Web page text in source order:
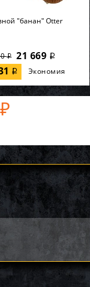
"банан" Otter
i 21 669 i
i Экономия
KOKIDO, Уборочный
Kokido Classic
7 аксессуаров, уп.1
6 210
₽